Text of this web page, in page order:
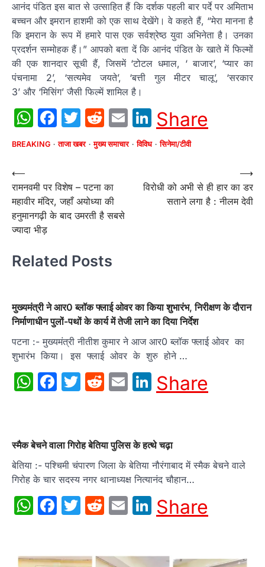
आनंद पंडित इस बात से उत्साहित हैं कि दर्शक पहली बार पर्दे पर अमिताभ
बच्चन और इमरान हाशमी को एक साथ देखेंगे। वे कहते हैं, “मेरा मानना है
कि इमरान के रूप में हमारे पास एक सर्वश्रेष्ठ युवा अभिनेता है। उनका
प्रदर्शन सम्मोहक हैं।” आपको बता दें कि आनंद पंडित के खाते में फिल्मों
की एक शानदार सूची हैं, जिसमें ‘टोटल धमाल, ‘ बाजार’, ‘प्यार का
पंचनामा 2’, ‘सत्यमेव जयते’, ‘बत्ती गुल मीटर चालू’, ‘सरकार
3’ और ‘मिसिंग’ जैसी फिल्में शामिल है।
WhatsApp
Facebook
Twitter
Reddit
EmailLinkedIn
Share
BREAKING ताजा खबर मुख्य समाचार विविध सिनेमा/टीवी
Post
navigation
⟵
रामनवमी पर विशेष – पटना का
महावीर मंदिर, जहाँ अयोध्या की
हनुमानगढ़ी के बाद उमरती है सबसे
ज्यादा भीड़
विरोधी को अभी से ही हार का डर
सताने लगा है : नीलम देवी
⟶
Related Posts
मुख्यमंत्री ने आर0 ब्लॉक फ्लाई ओवर का किया शुभारंभ, निरीक्षण के दौरान
निर्माणाधीन पुलों-पथों के कार्य में तेजी लाने का दिया निर्देश
पटना :- मुख्यमंत्री नीतीश कुमार ने आज आर0 ब्लॉक फ्लाई ओवर का
शुभारंभ किया। इस फ्लाई ओवर के शुरु होने …
WhatsApp
Facebook
Twitter
Reddit
EmailLinkedIn
Share
स्मैक बेचने वाला गिरोह बेतिया पुलिस के हत्थे चढ़ा
बेतिया :- पश्चिमी चंपारण जिला के बेतिया नौरंगाबाद में स्मैक बेचने वाले
गिरोह के चार सदस्य नगर थानाध्यक्ष नित्यानंद चौहान…
WhatsApp
Facebook
Twitter
Reddit
EmailLinkedIn
Share